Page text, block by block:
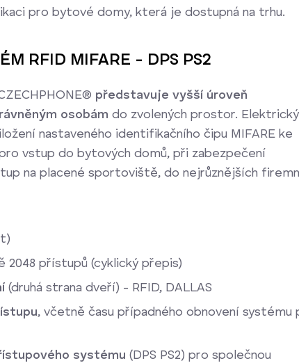
pro bytové domy, která je dostupná na trhu.
RFID MIFARE - DPS PS2
představuje vyšší úroveň
osobám do zvolených prostor. Elektrický
nastaveného identifikačního čipu MIFARE ke
vstup do bytových domů, při zabezpečení
na placené sportoviště, do nejrůznějších
2048 přístupů (cyklický přepis)
(druhá strana dveří) - RFID, DALLAS
, včetně času případného obnovení systému
systému (DPS PS2) pro společnou